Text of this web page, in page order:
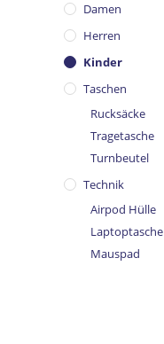
Damen
Herren
Kinder
Taschen
Rucksäcke
Tragetasche
Turnbeutel
Technik
Airpod Hülle
Laptoptasche
Mauspad